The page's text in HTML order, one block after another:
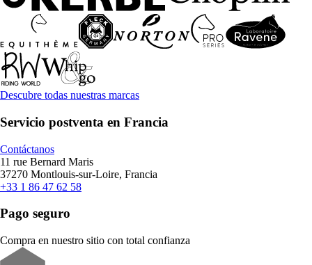
Descubre todas nuestras marcas
Servicio postventa en Francia
Contáctanos
11 rue Bernard Maris
37270 Montlouis-sur-Loire, Francia
+33 1 86 47 62 58
Pago seguro
Compra en nuestro sitio con total confianza